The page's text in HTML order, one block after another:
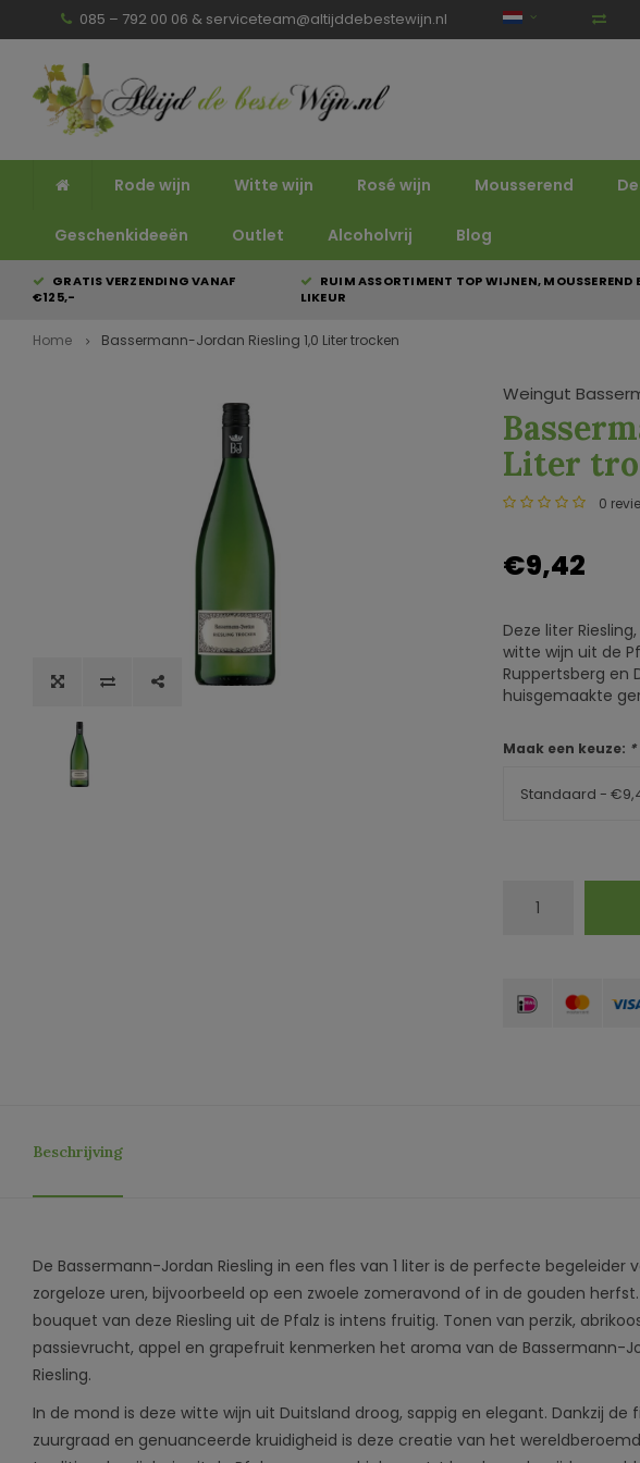
085 – 792 00 06 & serviceteam@altijddebestewijn.nl
Rode wijn Witte wijn Rosé wijn Mousserend
Geschenkideeën Outlet Alcoholvrij Blog
GRATIS VERZENDING VANAF
€125,-
RUIM ASSORTIMENT TOP WIJNEN, MOUSSEREND
LIKEUR
Home Bassermann-Jordan Riesling 1,0 Liter trocken
Weingut
Liter
0
€9,42
Deze liter
witte wijn uit de
Ruppertsberg en
huisgemaakte
Maak een keuze: *
Standaard -
Beschrijving
De Bassermann-Jordan Riesling in een fles van 1 liter is de perfecte begeleider
zorgeloze uren, bijvoorbeeld op een zwoele zomeravond of in de gouden
bouquet van deze Riesling uit de Pfalz is intens fruitig. Tonen van perzik,
passievrucht, appel en grapefruit kenmerken het aroma van de Bassermann-
Riesling.
In de mond is deze witte wijn uit Duitsland droog, sappig en elegant. Dankzij de
zuurgraad en genuanceerde kruidigheid is deze creatie van het